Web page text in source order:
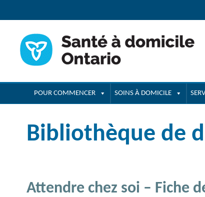
POUR COMMENCER SOINS À DOMICILE
Bibliothèque de
Attendre chez soi – Fiche